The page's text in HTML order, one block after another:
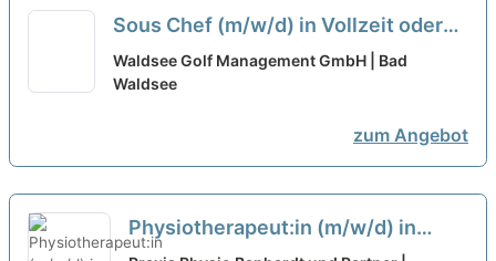
Sous Chef (m/w/d) in Vollzeit oder
Teilzeit 80 % neu
Waldsee Golf Management GmbH | Bad
Waldsee
zum Angebot
Physiotherapeut:in (m/w/d) in